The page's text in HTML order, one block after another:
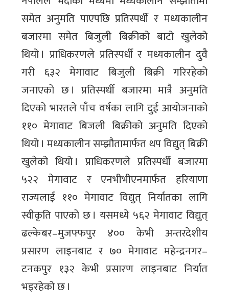
समेत अनुमति पाएपछि प्रतिस्पर्धी र मध्यकालीन
बजारमा समेत बिजुली बिक्रीको बाटो खुलेको
थियो । प्राधिकरणले प्रतिस्पर्धी र मध्यकालीन दुवै
गरी ६३२ मेगावाट बिजुली बिक्री गरिरहेको
जनाएको छ । प्रतिस्पर्धी बजारमा मात्रै अनुमति
दिएको भारतले पाँच वर्षका लागि दुई आयोजनाको
११० मेगावाट बिजली बिक्रीको अनुमति दिएको
थियो । मध्यकालीन सम्झौतामार्फत थप विद्युत् बिक्री
खुलेको थियो । प्राधिकरणले प्रतिस्पर्धी बजारमा
५२२ मेगावाट र एनभीभीएनमार्फत हरियाणा
राज्यलाई ११० मेगावाट विद्युत् निर्यातका लागि
स्वीकृति पाएको छ । यसमध्ये ५६२ मेगावाट विद्युत्
ढल्केबर–मुजफ्फपुर ४०० केभी अन्तरदेशीय
प्रसारण लाइनबाट र ७० मेगावाट महेन्द्रनगर–
टनकपुर १३२ केभी प्रसारण लाइनबाट निर्यात
भइरहेको छ ।